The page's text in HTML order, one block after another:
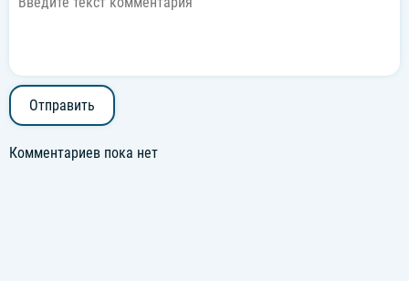
Отправить
Комментариев пока нет